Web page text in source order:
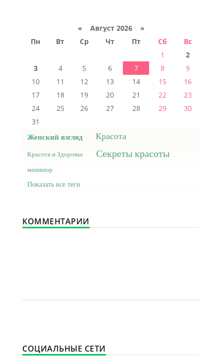
« Август 2026 »
Пн
Вт Ср Чт Пт Сб
Вс
1
2
3
4 5 6 7 8
9
10
11 12 13 14 15
16
17
18 19 20 21 22
23
24
25 26 27 28 29
30
31
Женский взгляд Красота
Красота и Здоровье Секреты красоты
маникюр
Показать все теги
КОММЕНТАРИИ
СОЦИАЛЬНЫЕ СЕТИ